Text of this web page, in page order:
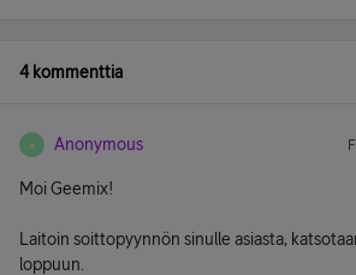
4 kommenttia
A Anonymous
Moi Geemix!
Laitoin soittopyynnön sinulle asiasta,
loppuun.